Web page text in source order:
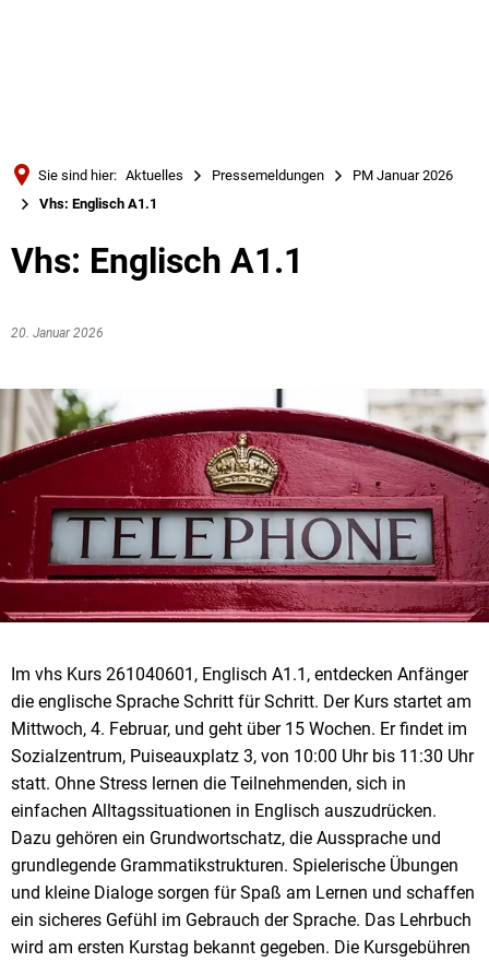
Русский
Sie sind hier: Aktuelles Pressemeldungen
PM Januar 2026
Vhs: Englisch A1.1
Vhs: Englisch A1.1
20. Januar 2026
Im vhs Kurs 261040601, Englisch A1.1, entdecken Anfänger
die englische Sprache Schritt für Schritt. Der Kurs startet am
Mittwoch, 4. Februar, und geht über 15 Wochen. Er findet im
Sozialzentrum, Puiseauxplatz 3, von 10:00 Uhr bis 11:30 Uhr
statt. Ohne Stress lernen die Teilnehmenden, sich in
einfachen Alltagssituationen in Englisch auszudrücken.
Dazu gehören ein Grundwortschatz, die Aussprache und
grundlegende Grammatikstrukturen. Spielerische Übungen
und kleine Dialoge sorgen für Spaß am Lernen und schaffen
ein sicheres Gefühl im Gebrauch der Sprache. Das Lehrbuch
wird am ersten Kurstag bekannt gegeben. Die Kursgebühren